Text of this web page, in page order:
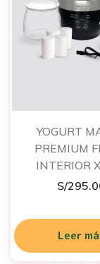
YOGURT
PREMIUM
INTERIOR
S/
Leer